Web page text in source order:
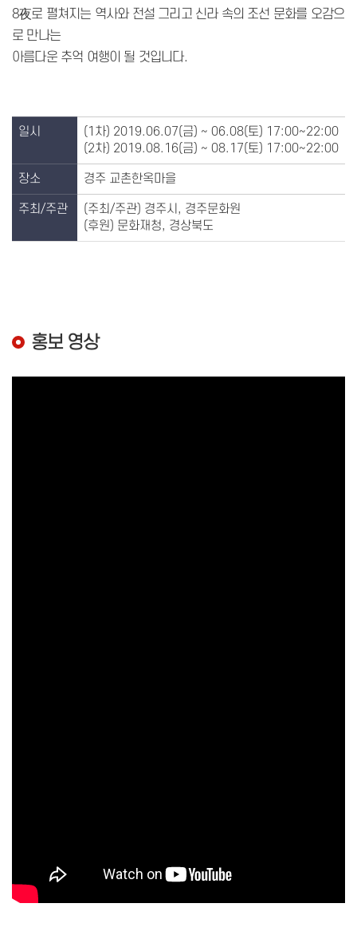
8夜로 펼쳐지는 역사와 전설 그리고 신라 속의 조선 문화를 오감으
로 만나는
아름다운 추억 여행이 될 것입니다.
일시
(1차) 2019.06.07(금) ~ 06.08(토) 17:00~22:00
(2차) 2019.08.16(금) ~ 08.17(토) 17:00~22:00
장소 경주 교촌한옥마을
주최/주관
(주최/주관) 경주시, 경주문화원
(후원) 문화재청, 경상북도
홍보 영상